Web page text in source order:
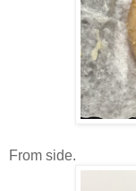
From side.